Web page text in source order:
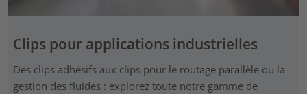
Clips pour applications industrielles
Des clips adhésifs aux clips pour le routage parallèle ou la
gestion des fluides : explorez toute notre gamme de